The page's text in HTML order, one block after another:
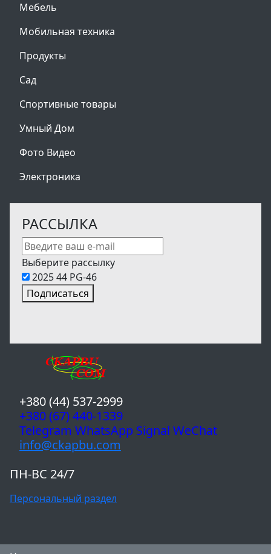
Мебель
Мобильная техника
Продукты
Сад
Спортивные товары
Умный Дом
Фото Видео
Электроника
РАССЫЛКА
Выберите рассылку
2025 44 PG-46
Подписаться
+380 (44) 537-2999
+380 (67) 440-1339
Telegram WhatsApp Signal WeChat
info@ckapbu.com
ПН-ВС 24/7
Персональный раздел